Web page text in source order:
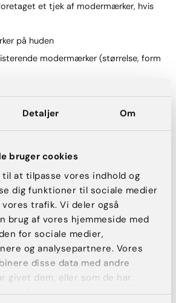
Detaljer Om
bruger cookies
at tilpasse vores indhold og
dig funktioner til sociale medier
trafik. Vi deler også
brug af vores hjemmeside med
for sociale medier,
og analysepartnere. Vores
disse data med andre
givet dem, eller som de har
af deres tjenester.
et tjek af modermærker, hvis
på huden
modermærker (størrelse, form
tid.
hos en hudlæge
bør du altid få det vurderet.
en hurtig tid til screening af
klarhed og tryghed.
de bedste behandlingsmuligheder.